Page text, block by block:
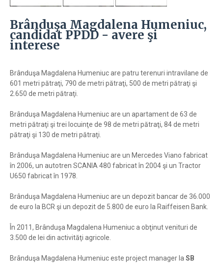
Brânduşa Magdalena Humeniuc,
candidat PPDD - avere şi
interese
Brânduşa Magdalena Humeniuc are patru terenuri intravilane de
601 metri pătraţi, 790 de metri pătraţi, 500 de metri pătraţi şi
2.650 de metri pătraţi.
Brânduşa Magdalena Humeniuc are un apartament de 63 de
metri pătraţi şi trei locuinţe de 98 de metri pătraţi, 84 de metri
pătraţi şi 130 de metri pătraţi.
Brânduşa Magdalena Humeniuc are un Mercedes Viano fabricat
în 2006, un autotren SCANIA 480 fabricat în 2004 şi un Tractor
U650 fabricat în 1978.
Brânduşa Magdalena Humeniuc are un depozit bancar de 36.000
de euro la BCR şi un depozit de 5.800 de euro la Raiffeisen Bank.
În 2011, Brânduşa Magdalena Humeniuc a obţinut venituri de
3.500 de lei din activităţi agricole.
Brânduşa Magdalena Humeniuc este project manager la SB